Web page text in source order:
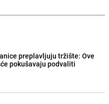
preplavljuju tržište: Ove
pokušavaju podvaliti